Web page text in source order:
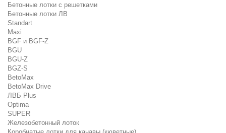
Бетонные лотки с решетками
Бетонные лотки ЛВ
Standart
Maxi
BGF и BGF-Z
BGU
BGU-Z
BGZ-S
BetoMax
BetoMax Drive
ЛВБ Plus
Optima
SUPER
Железобетонный лоток